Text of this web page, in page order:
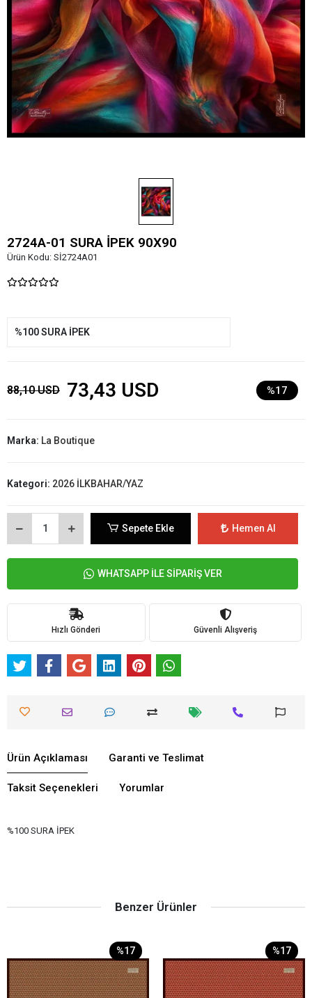
2724A-01 SURA İPEK 90X90
Ürün Kodu: Sİ2724A01
%100 SURA İPEK
88,10 USD 73,43 USD %17
Marka: La Boutique
Kategori: 2026 İLKBAHAR/YAZ
Sepete Ekle Hemen Al
WHATSAPP İLE SİPARİŞ VER
Hızlı Gönderi Güvenli Alışveriş
Ürün Açıklaması Garanti ve Teslimat
Taksit Seçenekleri Yorumlar
%100 SURA İPEK
Benzer Ürünler
%17 %17